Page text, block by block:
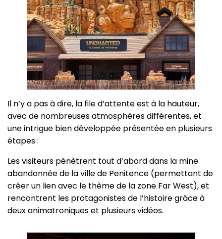
Il n’y a pas à dire, la file d’attente est à la hauteur,
avec de nombreuses atmosphères différentes, et
une intrigue bien développée présentée en plusieurs
étapes :
Les visiteurs pénètrent tout d’abord dans la mine
abandonnée de la ville de Penitence (permettant de
créer un lien avec le thème de la zone Far West), et
rencontrent les protagonistes de l’histoire grâce à
deux animatroniques et plusieurs vidéos.